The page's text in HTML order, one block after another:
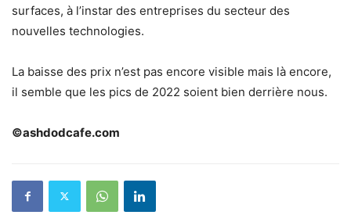
surfaces, à l’instar des entreprises du secteur des
nouvelles technologies.
La baisse des prix n’est pas encore visible mais là encore,
il semble que les pics de 2022 soient bien derrière nous.
©ashdodcafe.com